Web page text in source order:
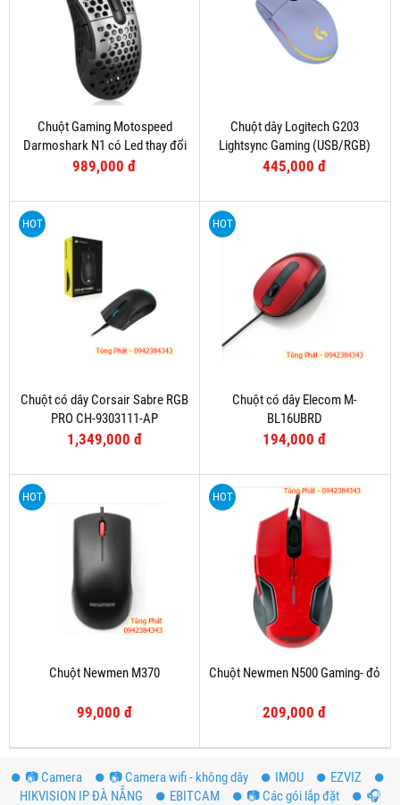
Chuột Gaming Motospeed
Darmoshark N1 có Led thay đổi
theo DPI
989,000 đ
Chuột dây Logitech G203
Lightsync Gaming (USB/RGB)
Tím
445,000 đ
HOT
Chuột có dây Corsair Sabre RGB
PRO CH-9303111-AP
1,349,000 đ
HOT
Chuột có dây Elecom M-
BL16UBRD
194,000 đ
HOT
Chuột Newmen M370
99,000 đ
HOT
Chuột Newmen N500 Gaming- đỏ
209,000 đ
📷 Camera 📷 Camera wifi - không dây IMOU
EZVIZ
HIKVISION IP ĐÀ NẴNG
EBITCAM 📷 Các gói lắp đặt
️🎧